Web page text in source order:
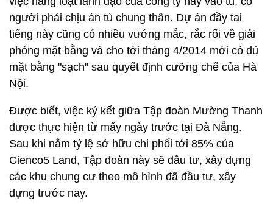
người phải chịu án tù chung thân. Dự án đầy tai
tiếng này cũng có nhiều vướng mắc, rắc rối về giải
phóng mặt bằng và cho tới tháng 4/2014 mới có đủ
mặt bằng "sạch" sau quyết định cưỡng chế của Hà
Nội.
Được biết, việc ký kết giữa Tập đoàn Mường Thanh
được thực hiện từ mấy ngày trước tại Đà Nẵng.
Sau khi nắm tỷ lệ sở hữu chi phối tới 85% của
Cienco5 Land, Tập đoàn này sẽ đầu tư, xây dựng
các khu chung cư theo mô hình đã đầu tư, xây
dựng trước nay.